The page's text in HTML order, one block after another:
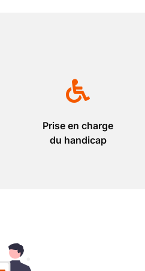
Prise en charge
du handicap